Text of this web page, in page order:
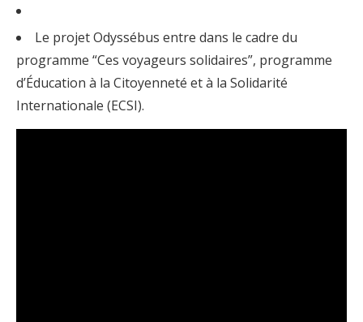
Le projet Odyssébus entre dans le cadre du
programme “Ces voyageurs solidaires”, programme
d’Éducation à la Citoyenneté et à la Solidarité
Internationale (ECSI).